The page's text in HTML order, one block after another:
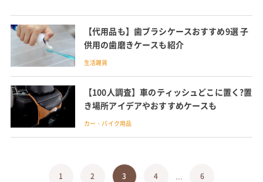
【代用品も】歯ブラシケースおすすめ9選 子
供用の歯磨きケースも紹介
生活雑貨
【100人調査】車のティッシュどこに置く?置
き場所アイデアやおすすめケースも
カー・バイク用品
1 2 3 4 ... 6